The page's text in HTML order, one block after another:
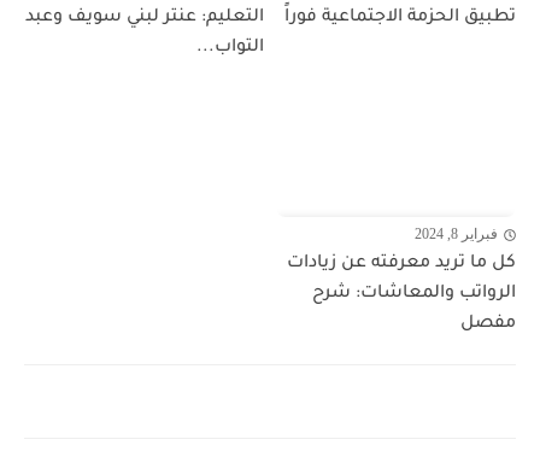
تطبيق الحزمة الاجتماعية فوراً
التعليم: عنتر لبني سويف وعبد
التواب...
فبراير 8, 2024
كل ما تريد معرفته عن زيادات
الرواتب والمعاشات: شرح
مفصل